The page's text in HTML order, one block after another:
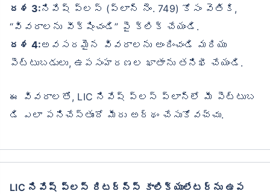
దశ 3:నివేష్ ప్లస్ (ప్లాన్ నెం. 749) కోసం వెతికి,
“వివరాలను వీక్షించండి” పై క్లిక్ చేయండి.
దశ 4:అవసరమైన వివరాలను అందించండి మరియు
పెట్టుబడులు, ఉపసంహరణల ఖాతాను తనిఖీ చేయండి.
ఈ వివరాలతో, LIC నివేష్ ప్లస్ ప్లాన్‌లో మీ పెట్టుబ
డి ఎలా పనిచేస్తుందో మీరు అర్థం చేసుకోవచ్చు.
LIC నివేష్ ప్లస్ రిటర్న్స్ కాలిక్యులేటర్‌ను ఉప